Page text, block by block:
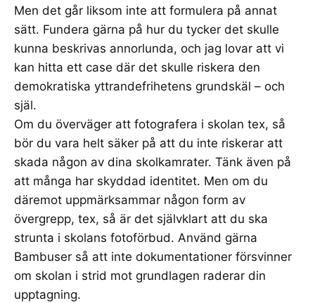
Men det går liksom inte att formulera på annat
sätt. Fundera gärna på hur du tycker det skulle
kunna beskrivas annorlunda, och jag lovar att vi
kan hitta ett case där det skulle riskera den
demokratiska yttrandefrihetens grundskäl – och
själ.
Om du överväger att fotografera i skolan tex, så
bör du vara helt säker på att du inte riskerar att
skada någon av dina skolkamrater. Tänk även på
att många har skyddad identitet. Men om du
däremot uppmärksammar någon form av
övergrepp, tex, så är det självklart att du ska
strunta i skolans fotoförbud. Använd gärna
Bambuser så att inte dokumentationer försvinner
om skolan i strid mot grundlagen raderar din
upptagning.